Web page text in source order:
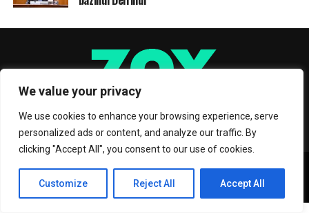
We value your privacy
We use cookies to enhance your browsing experience, serve
personalized ads or content, and analyze our traffic. By
clicking "Accept All", you consent to our use of cookies.
Customize Reject All Accept All
Copyright © 2017 Zox News Theme. Theme by MVP Themes, powered
by WordPress.